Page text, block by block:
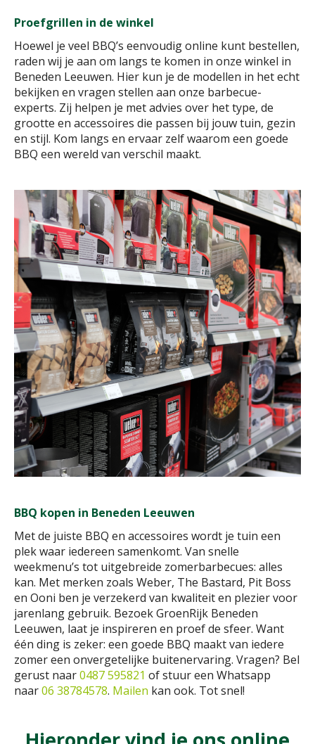
Proefgrillen in de winkel
Hoewel je veel BBQ’s eenvoudig online kunt bestellen,
raden wij je aan om langs te komen in onze winkel in
Beneden Leeuwen. Hier kun je de modellen in het echt
bekijken en vragen stellen aan onze barbecue-
experts. Zij helpen je met advies over het type, de
grootte en accessoires die passen bij jouw tuin, gezin
en stijl. Kom langs en ervaar zelf waarom een goede
BBQ een wereld van verschil maakt.
BBQ kopen in Beneden Leeuwen
Met de juiste BBQ en accessoires wordt je tuin een
plek waar iedereen samenkomt. Van snelle
weekmenu’s tot uitgebreide zomerbarbecues: alles
kan. Met merken zoals Weber, The Bastard, Pit Boss
en Ooni ben je verzekerd van kwaliteit en plezier voor
jarenlang gebruik. Bezoek GroenRijk Beneden
Leeuwen, laat je inspireren en proef de sfeer. Want
één ding is zeker: een goede BBQ maakt van iedere
zomer een onvergetelijke buitenervaring. Vragen? Bel
gerust naar0487 595821 of stuur een Whatsapp
naar06 38784578. Mailen kan ook. Tot snel!